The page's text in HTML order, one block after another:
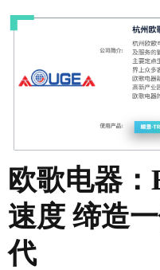
欧歌电器
速度 缔造
代